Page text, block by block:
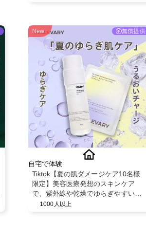
New 無償提供
自宅で体験
Tiktok【夏の肌ダメージケア10名様
限定】美容医療発想のスキンケア
で、紫外線や乾燥でゆらぎやすい肌
を整えるBELLEVARY集中ケアセット
1000人以上